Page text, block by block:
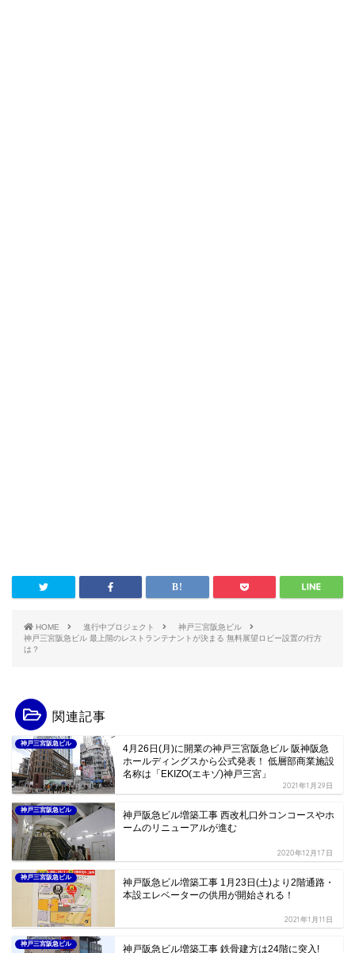
HOME 進行中プロジェクト
神戸三宮阪急ビル
神戸三宮阪急ビル 最上階のレストランテナントが決まる 無料展望ロビー設置の行方
は？
関連記事
神戸三宮阪急ビル
4月26日(月)に開業の神戸三宮阪急ビル 阪神阪急
ホールディングスから公式発表！ 低層部商業施設
名称は「EKIZO(エキゾ)神戸三宮」
2021年1月29日
神戸三宮阪急ビル
神戸阪急ビル増築工事 西改札口外コンコースやホ
ームのリニューアルが進む
2020年12月17日
神戸三宮阪急ビル
神戸阪急ビル増築工事 1月23日(土)より2階通路・
本設エレベーターの供用が開始される！
2021年1月11日
神戸三宮阪急ビル
神戸阪急ビル増築工事 鉄骨建方は24階に突入!